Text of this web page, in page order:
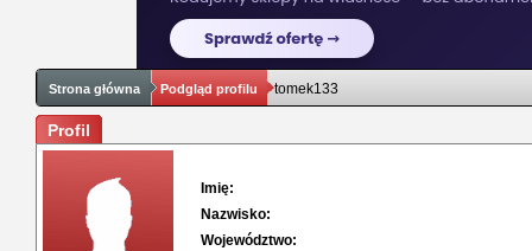
Strona główna Podgląd profilu tomek133
Profil
Imię:
Nazwisko:
Województwo: